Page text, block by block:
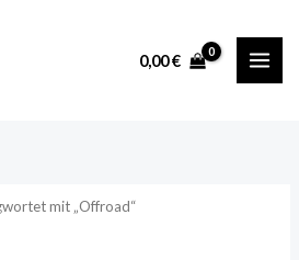
0,00€
e
mit „Offroad“